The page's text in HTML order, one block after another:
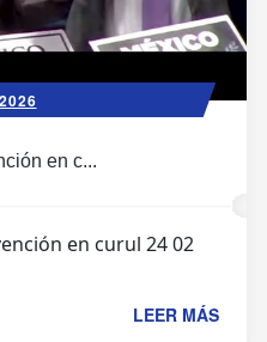
en c...
en curul 24 02
LEER MÁS